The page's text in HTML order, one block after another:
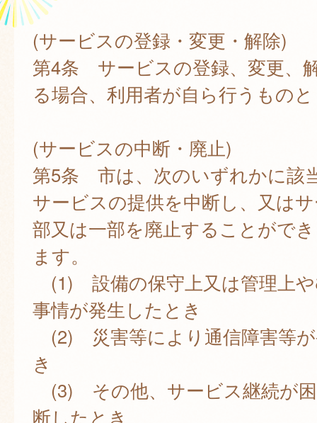
(サービスの登録・変更・解除)
第4条 サービスの登録、変更、
る場合、利用者が自ら行うもの
(サービスの中断・廃止)
第5条 市は、次のいずれかに該
サービスの提供を中断し、又は
部又は一部を廃止することがで
ます。
(1) 設備の保守上又は管理上
事情が発生したとき
(2) 災害等により通信障害等
き
(3) その他、サービス継続が
断したとき